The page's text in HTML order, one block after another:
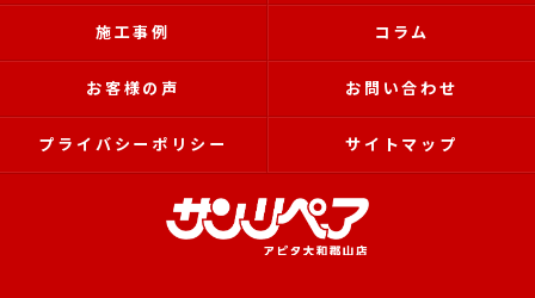
施工事例 コラム
お客様の声 お問い合わせ
プライバシーポリシー サイトマップ